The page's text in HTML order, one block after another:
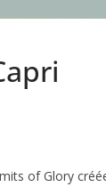
of Glory